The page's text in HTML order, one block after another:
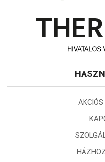
AKCIÓS